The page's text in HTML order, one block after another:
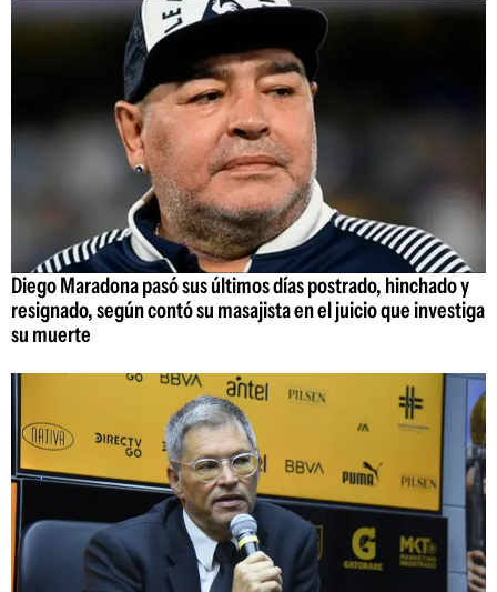
Diego Maradona pasó sus últimos días postrado, hinchado y
resignado, según contó su masajista en el juicio que investiga
su muerte